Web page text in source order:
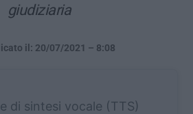
giudiziaria
il: 20/07/2021 – 8:08
di sintesi vocale (TTS)